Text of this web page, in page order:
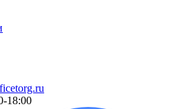
18:00